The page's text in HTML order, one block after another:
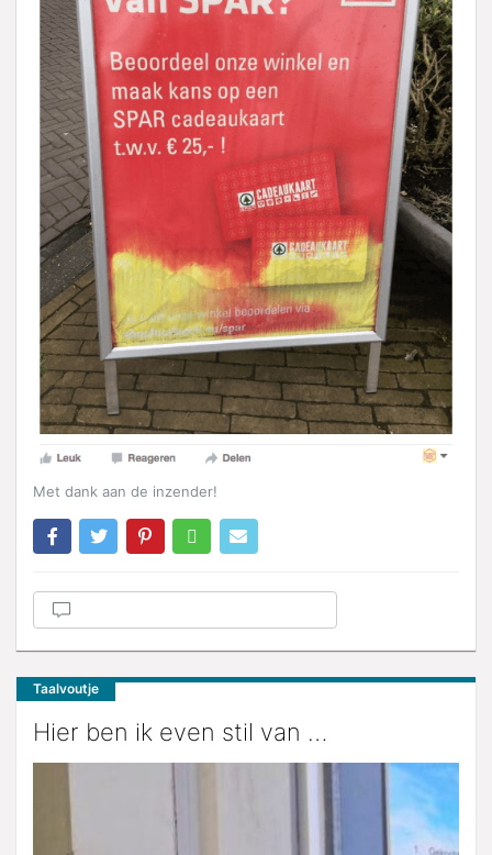
Met dank aan de inzender!
Taalvoutje
Hier ben ik even stil van …